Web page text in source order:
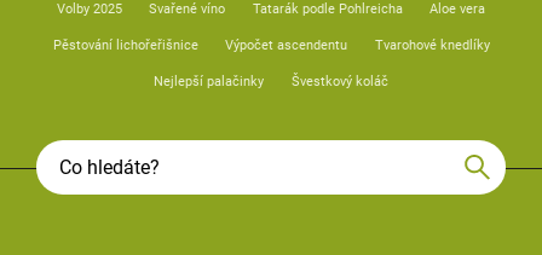
Volby 2025 Svařené víno Tatarák podle Pohlreicha Aloe vera
Pěstování lichořeřišnice Výpočet ascendentu Tvarohové knedlíky
Nejlepší palačinky Švestkový koláč